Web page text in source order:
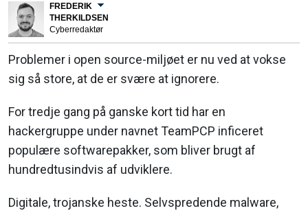
FREDERIK
THERKILDSEN
Cyberredaktør
Problemer i open source-miljøet er nu ved at vokse
sig så store, at de er svære at ignorere.
For tredje gang på ganske kort tid har en
hackergruppe under navnet TeamPCP inficeret
populære softwarepakker, som bliver brugt af
hundredtusindvis af udviklere.
Digitale, trojanske heste. Selvspredende malware,